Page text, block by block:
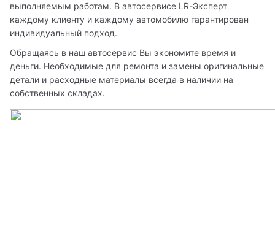
выполняемым работам. В автосервисе LR-Эксперт
каждому клиенту и каждому автомобилю гарантирован
индивидуальный подход.
Обращаясь в наш автосервис Вы экономите время и
деньги. Необходимые для ремонта и замены оригинальные
детали и расходные материалы всегда в наличии на
собственных складах.